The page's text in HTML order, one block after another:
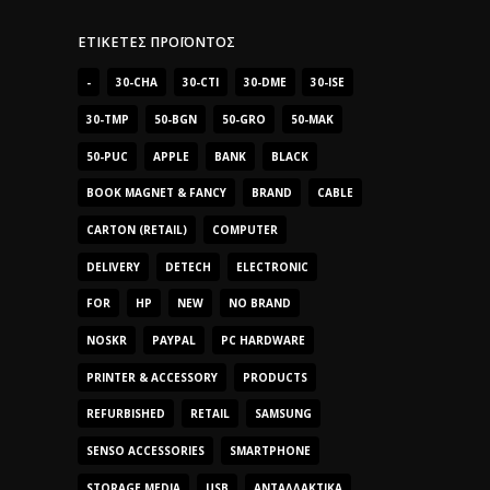
ΕΤΙΚΈΤΕΣ ΠΡΟΪΌΝΤΟΣ
- 30-CHA 30-CTI 30-DME 30-ISE
30-TMP 50-BGN 50-GRO 50-MAK
50-PUC APPLE BANK BLACK
BOOK MAGNET & FANCY BRAND CABLE
CARTON (RETAIL) COMPUTER
DELIVERY DETECH ELECTRONIC
FOR HP NEW NO BRAND
NOSKR PAYPAL PC HARDWARE
PRINTER & ACCESSORY PRODUCTS
REFURBISHED RETAIL SAMSUNG
SENSO ACCESSORIES SMARTPHONE